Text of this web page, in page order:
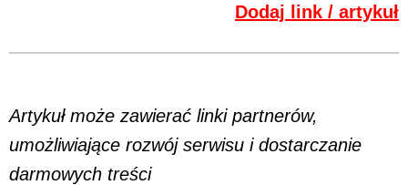
Dodaj link / artykuł
Artykuł może zawierać linki partnerów,
umożliwiające rozwój serwisu i dostarczanie
darmowych treści